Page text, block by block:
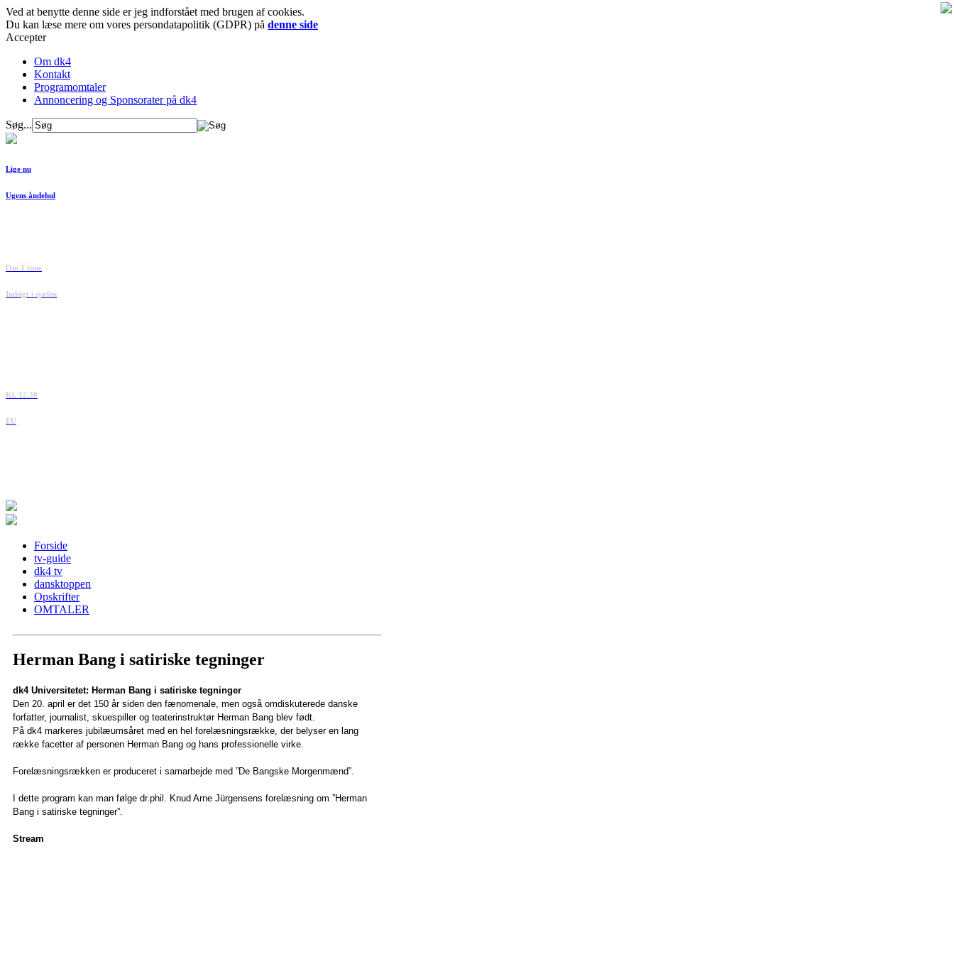
Ved at benytte denne side er jeg indforstået med brugen af cookies.
Du kan læse mere om vores persondatapolitik (GDPR) på denne side
Accepter
Om dk4
Kontakt
Programomtaler
Annoncering og Sponsorater på dk4
Søg...
Lige nu
Ugens åndehul
Om 1 time
Indsigt i sjælen
Kl. 12.30
EU
Forside
tv-guide
dk4 tv
dansktoppen
Opskrifter
OMTALER
Herman Bang i satiriske tegninger
dk4 Universitetet: Herman Bang i satiriske tegninger
Den 20. april er det 150 år siden den fænomenale, men også omdiskuterede danske
forfatter, journalist, skuespiller og teaterinstruktør Herman Bang blev født.
På dk4 markeres jubilæumsåret med en hel forelæsningsrække, der belyser en lang
række facetter af personen Herman Bang og hans professionelle virke.
Forelæsningsrækken er produceret i samarbejde med ”De Bangske Morgenmænd”.
I dette program kan man følge dr.phil. Knud Arne Jürgensens forelæsning om ”Herman
Bang i satiriske tegninger”.
Stream